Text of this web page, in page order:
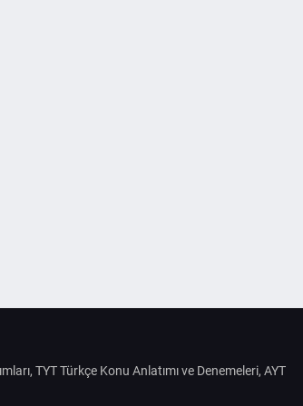
TYT Türkçe Konu Anlatımı ve Denemeleri, AYT